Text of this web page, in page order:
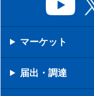
マーケット
届出・調達